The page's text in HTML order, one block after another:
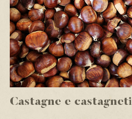
Castagne e castagneti